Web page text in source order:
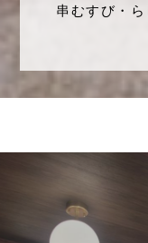
串むすび・ら